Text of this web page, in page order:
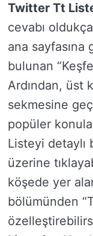
Twitter Tt
cevabı
ana sayfasına
bulunan
Ardından, üst
sekmesine
popüler
Listeyi detaylı
üzerine
köşede yer
bölümünden